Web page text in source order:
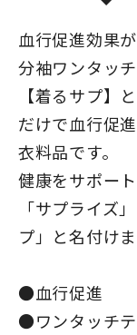
血行促進効果
分袖ワンタッ
【着るサプ】
だけで血行促
衣料品です。
健康をサポー
「サプライズ
プ」と名付けま
●血行促進
●ワンタッチ